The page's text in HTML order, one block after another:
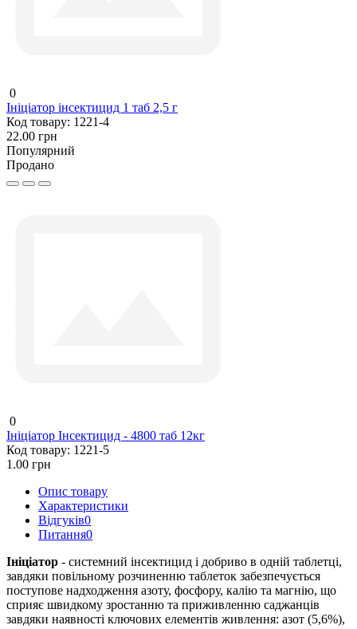
0
Ініціатор інсектицид 1 таб 2,5 г
Код товару: 1221-4
22.00 грн
Популярний
Продано
0
Ініціатор Інсектицид - 4800 таб 12кг
Код товару: 1221-5
1.00 грн
Опис товару
Характеристики
Відгуків0
Питання0
Ініціатор - системний інсектицид і добриво в одній таблетці,
завдяки повільному розчиненню таблеток забезпечується
поступове надходження азоту, фосфору, калію та магнію, що
сприяє швидкому зростанню та приживленню саджанців
завдяки наявності ключових елементів живлення: азот (5,6%),